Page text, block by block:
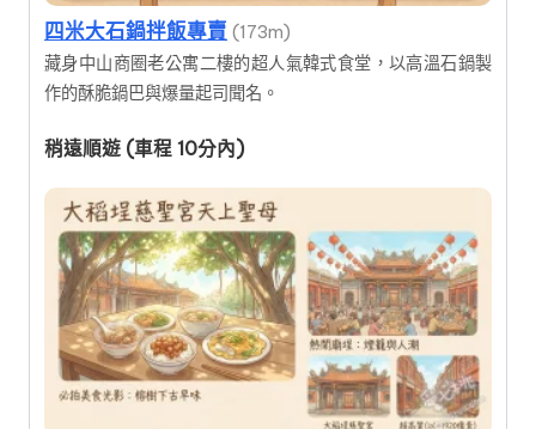
四米大石鍋拌飯專賣 (173m)
藏身中山商圈老公寓二樓的超人氣韓式食堂，以高溫石鍋製
作的酥脆鍋巴與爆量起司聞名。
稍遠順遊 (車程 10分內)